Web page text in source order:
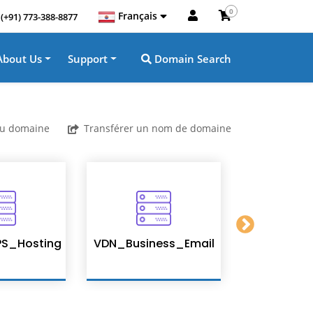
(+91) 773-388-8877 Français 0
Us Support Domain Search
domaine Transférer un nom de domaine
VDN_Business_Email